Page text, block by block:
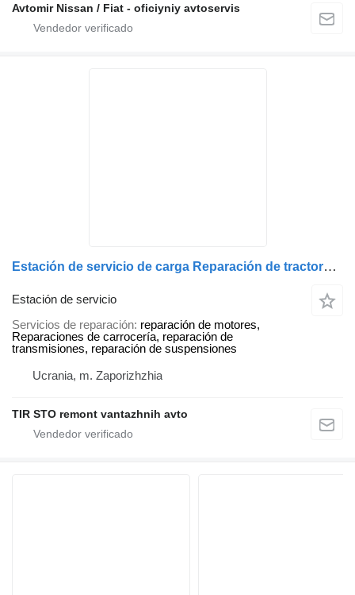
Avtomir Nissan / Fiat - oficiyniy avtoservis
Estación de servicio de carga Reparación de tractores, semirremolques y camiones en Zaporizhzhia
Estación de servicio
Servicios de reparación reparación de motores,
Reparaciones de carrocería, reparación de
transmisiones, reparación de suspensiones
Ucrania, m. Zaporizhzhia
TIR STO remont vantazhnih avto